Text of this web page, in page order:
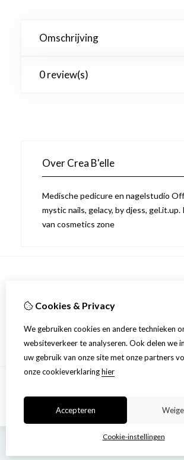
Omschrijving
0 review(s)
Over Crea B'elle
Medische pedicure en nagelstudio
mystic nails, gelacy, by djess,
van cosmetics zone
Over ons
Algemene voorwaarden
Cookies & Privacy
We gebruiken cookies en andere technieken
websiteverkeer te analyseren. Ook delen we
uw gebruik van onze site met onze partners
onze cookieverklaringhier
Accepteren
Cookie-instellingen